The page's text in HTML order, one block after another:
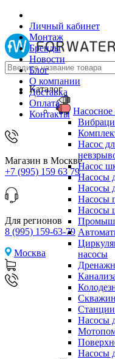
Личный кабинет
Монтаж
Бренды
Новости
Блог
О компании
Доставка
Оплата
Контакты
Магазин в Москве
+7 (995) 159 63 79
Для регионов
8 (995) 159-63-79
Москва
Каталог
Насосное
Насос
Насос
Насосы
Насосы
Насосы
Насосы
насосы
Станции
Насосы
Насосы